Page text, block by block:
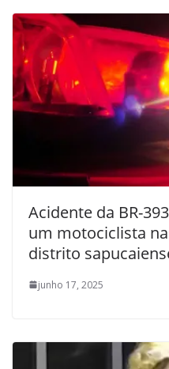
Acidente da BR-
um motociclista
distrito
junho 17, 2025